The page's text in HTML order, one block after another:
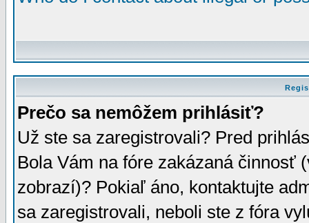
Prečo sa nemôžem prihlásiť?
Už ste sa zaregistrovali? Pred
Bola Vám na fóre zakázaná činnosť
zobrazí)? Pokiaľ áno, kontaktujte
sa zaregistrovali, neboli ste z fóra